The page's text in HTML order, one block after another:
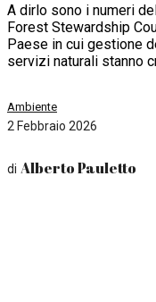
A dirlo sono i numeri
Forest Stewardship
Paese in cui gestione
servizi naturali stanno
Ambiente
2 Febbraio 2026
di Alberto Pauletto